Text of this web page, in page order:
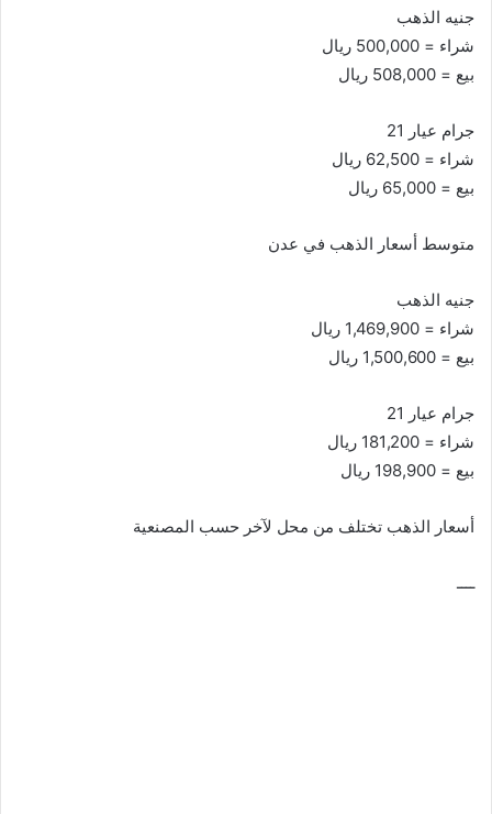
جنيه الذهب
شراء = 500,000 ريال
بيع = 508,000 ريال
جرام عيار 21
شراء = 62,500 ريال
بيع = 65,000 ريال
متوسط أسعار الذهب في عدن
جنيه الذهب
شراء = 1,469,900 ريال
بيع = 1,500,600 ريال
جرام عيار 21
شراء = 181,200 ريال
بيع = 198,900 ريال
أسعار الذهب تختلف من محل لآخر حسب المصنعية
ــــ